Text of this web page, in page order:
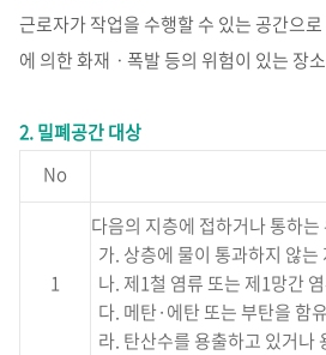
근로자가 작업을 수행할 수 있는 공간으
에 의한 화재ㆍ폭발 등의 위험이 있는 장
2. 밀폐공간 대상
No
1
다음의 지층에 접하거나 통하
가. 상층에 물이 통과하지 않
나. 제1철 염류 또는 제1망간
다. 메탄·에탄 또는 부탄을 함
라. 탄산수를 용출하고 있거나